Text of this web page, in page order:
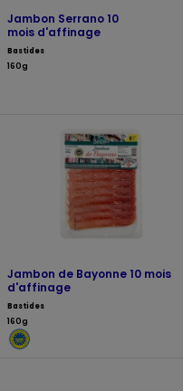
Jambon Serrano 10
mois d'affinage
Bastides
160g
Jambon de Bayonne 10 mois
d'affinage
Bastides
160g